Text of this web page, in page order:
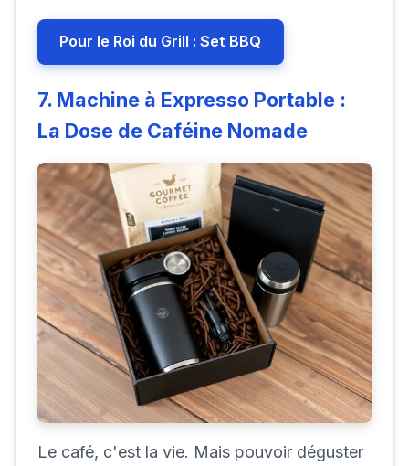
Pour le Roi du Grill : Set BBQ
7. Machine à Expresso Portable :
La Dose de Caféine Nomade
Le café, c'est la vie. Mais pouvoir déguster